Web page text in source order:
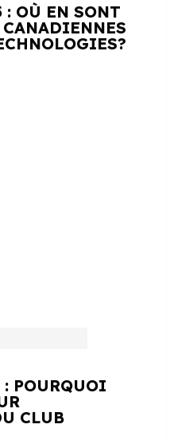
OÙ EN SONT
POURQUOI
CLUB